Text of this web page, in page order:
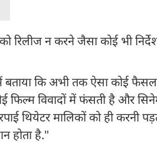
न करने जैसा कोई भी
बताया कि अभी तक ऐसा कोई
विवादों में फंसती है और
थियेटर मालिकों को ही करनी
होता है."